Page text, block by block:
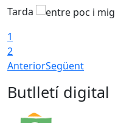
Tarda
1
2
AnteriorSegüent
Butlletí digital